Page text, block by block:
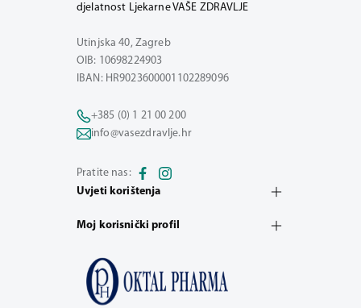
djelatnost Ljekarne VAŠE ZDRAVLJE
Utinjska 40, Zagreb
OIB: 10698224903
IBAN: HR9023600001102289096
+385 (0) 1 21 00 200
info@vasezdravlje.hr
Pratite nas:
Uvjeti korištenja
Moj korisnički profil